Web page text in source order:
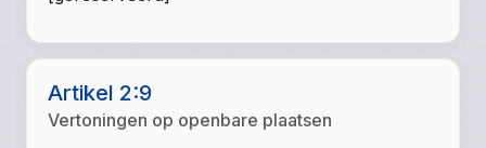
Artikel 2:9
Vertoningen op openbare plaatsen